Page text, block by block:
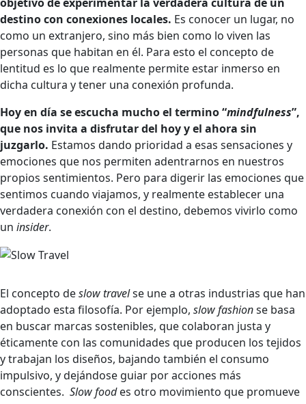
destino con conexiones locales. Es conocer un lugar, no
como un extranjero, sino más bien como lo viven las
personas que habitan en él. Para esto el concepto de
lentitud es lo que realmente permite estar inmerso en
dicha cultura y tener una conexión profunda.
Hoy en día se escucha mucho el termino “mindfulness”,
que nos invita a disfrutar del hoy y el ahora sin
juzgarlo. Estamos dando prioridad a esas sensaciones y
emociones que nos permiten adentrarnos en nuestros
propios sentimientos. Pero para digerir las emociones que
sentimos cuando viajamos, y realmente establecer una
verdadera conexión con el destino, debemos vivirlo como
un insider.
El concepto deslow travelse une a otras industrias que han
adoptado esta filosofía. Por ejemplo, slow fashionse basa
en buscar marcas sostenibles, que colaboran justa y
éticamente con las comunidades que producen los tejidos
y trabajan los diseños, bajando también el consumo
impulsivo, y dejándose guiar por acciones más
conscientes. Slow foodes otro movimiento que promueve